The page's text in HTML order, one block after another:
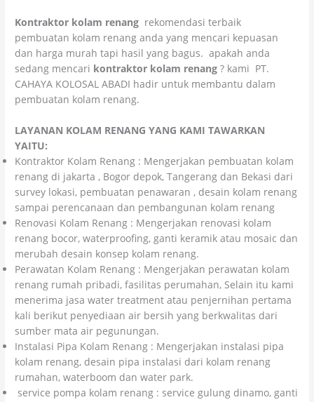
Kontraktor kolam renang rekomendasi terbaik
pembuatan kolam renang anda yang mencari kepuasan
dan harga murah tapi hasil yang bagus. apakah anda
sedang mencari kontraktor kolam renang? kami PT.
CAHAYA KOLOSAL ABADI hadir untuk membantu dalam
pembuatan kolam renang.
LAYANAN KOLAM RENANG YANG KAMI TAWARKAN
YAITU:
Kontraktor Kolam Renang : Mengerjakan pembuatan kolam
renang di jakarta , Bogor depok, Tangerang dan Bekasi dari
survey lokasi, pembuatan penawaran , desain kolam renang
sampai perencanaan dan pembangunan kolam renang
Renovasi Kolam Renang : Mengerjakan renovasi kolam
renang bocor, waterproofing, ganti keramik atau mosaic dan
merubah desain konsep kolam renang.
Perawatan Kolam Renang : Mengerjakan perawatan kolam
renang rumah pribadi, fasilitas perumahan, Selain itu kami
menerima jasa water treatment atau penjernihan pertama
kali berikut penyediaan air bersih yang berkwalitas dari
sumber mata air pegunungan.
Instalasi Pipa Kolam Renang : Mengerjakan instalasi pipa
kolam renang, desain pipa instalasi dari kolam renang
rumahan, waterboom dan water park.
service pompa kolam renang : service gulung dinamo, ganti